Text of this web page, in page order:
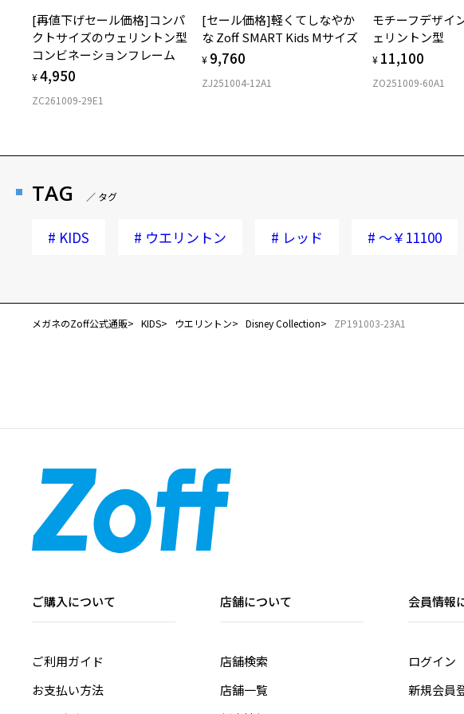
[再値下げセール価格]コンパ
クトサイズのウェリントン型
コンビネーションフレーム
¥4,950
ZC261009-29E1
[セール価格]軽くてしなやか
な Zoff SMART Kids Mサイズ
¥ 9,760
ZJ251004-12A1
モチーフデザイ
ェリントン型
¥ 11,100
ZO251009-60A1
TAG ／ タグ
# KIDS # ウエリントン # レッド # ～￥11100
メガネのZoff公式通販 KIDS ウエリントン Disney Collection ZP191003-23A1
ご購入について
ご利用ガイド
お支払い方法
店舗について
店舗検索
店舗一覧
会員情報
ログイン
新規会員